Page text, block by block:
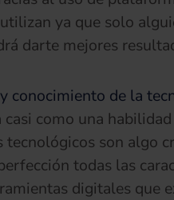
ya que solo
darte mejores
conocimiento de la
casi como una
tecnológicos son algo
todas las
digitales que